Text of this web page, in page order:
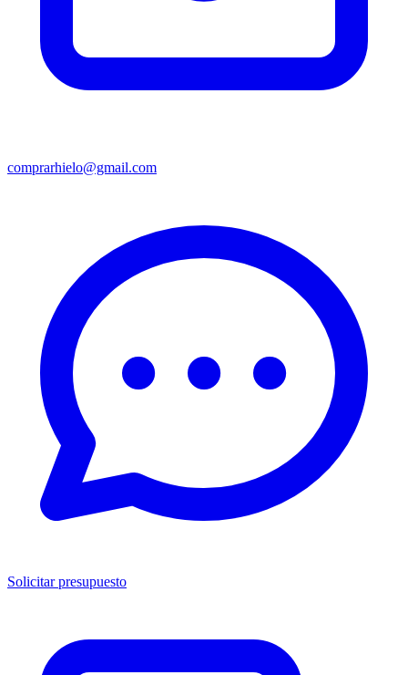
comprarhielo@gmail.com
Solicitar presupuesto